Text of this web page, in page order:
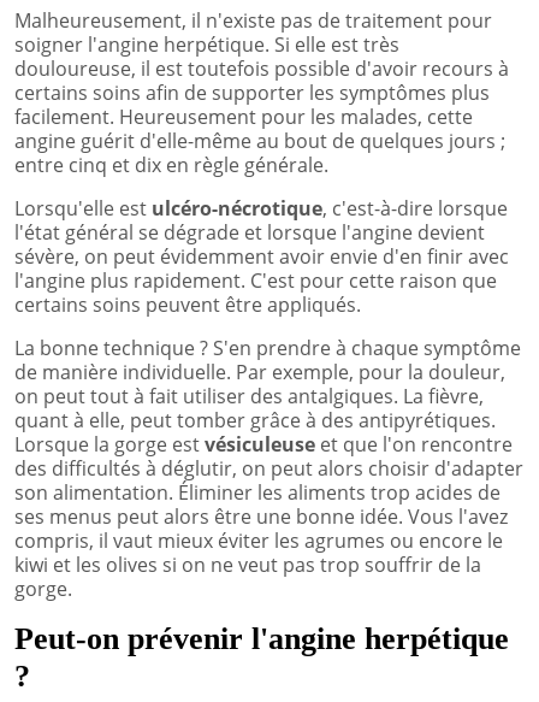
Malheureusement, il n'existe pas de traitement pour
soigner l'angine herpétique. Si elle est très
douloureuse, il est toutefois possible d'avoir recours à
certains soins afin de supporter les symptômes plus
facilement. Heureusement pour les malades, cette
angine guérit d'elle-même au bout de quelques jours ;
entre cinq et dix en règle générale.
Lorsqu'elle est ulcéro-nécrotique, c'est-à-dire lorsque
l'état général se dégrade et lorsque l'angine devient
sévère, on peut évidemment avoir envie d'en finir avec
l'angine plus rapidement. C'est pour cette raison que
certains soins peuvent être appliqués.
La bonne technique ? S'en prendre à chaque symptôme
de manière individuelle. Par exemple, pour la douleur,
on peut tout à fait utiliser des antalgiques. La fièvre,
quant à elle, peut tomber grâce à des antipyrétiques.
Lorsque la gorge estvésiculeuse et que l'on rencontre
des difficultés à déglutir, on peut alors choisir d'adapter
son alimentation. Éliminer les aliments trop acides de
ses menus peut alors être une bonne idée. Vous l'avez
compris, il vaut mieux éviter les agrumes ou encore le
kiwi et les olives si on ne veut pas trop souffrir de la
gorge.
Peut-on prévenir l'angine herpétique
?